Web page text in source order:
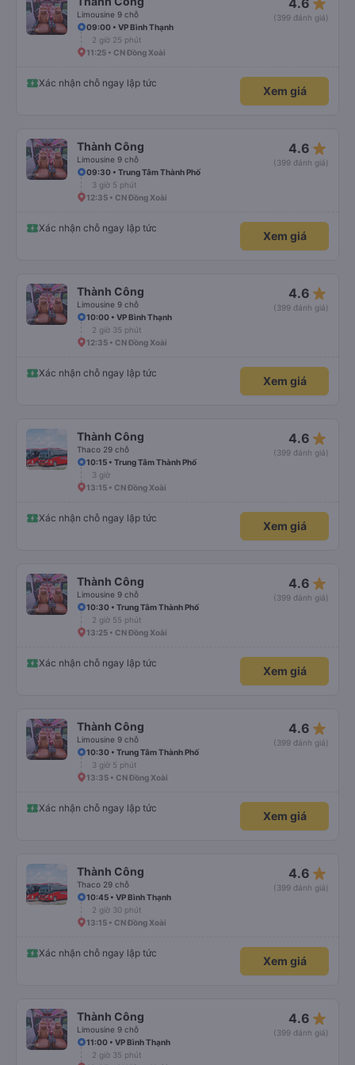
Limousine 9 chỗ
4.6
(399 đánh giá)
09:00 • VP Bình Thạnh
2 giờ 25 phút
11:25 • CN Đồng Xoài
Xác nhận chỗ ngay lập tức
Xem giá
Thành Công
Limousine 9 chỗ
4.6 star_rate
(399 đánh giá)
09:30 • Trung Tâm Thành Phố
3 giờ 5 phút
12:35 • CN Đồng Xoài
Xác nhận chỗ ngay lập tức
Xem giá
Thành Công
Limousine 9 chỗ
4.6 star_rate
(399 đánh giá)
10:00 • VP Bình Thạnh
2 giờ 35 phút
12:35 • CN Đồng Xoài
Xác nhận chỗ ngay lập tức
Xem giá
Thành Công
Thaco 29 chỗ
4.6 star_rate
(399 đánh giá)
10:15 • Trung Tâm Thành Phố
3 giờ
13:15 • CN Đồng Xoài
Xác nhận chỗ ngay lập tức
Xem giá
Thành Công
Limousine 9 chỗ
4.6 star_rate
(399 đánh giá)
10:30 • Trung Tâm Thành Phố
2 giờ 55 phút
13:25 • CN Đồng Xoài
Xác nhận chỗ ngay lập tức
Xem giá
Thành Công
Limousine 9 chỗ
4.6 star_rate
(399 đánh giá)
10:30 • Trung Tâm Thành Phố
3 giờ 5 phút
13:35 • CN Đồng Xoài
Xác nhận chỗ ngay lập tức
Xem giá
Thành Công
Thaco 29 chỗ
4.6 star_rate
(399 đánh giá)
10:45 • VP Bình Thạnh
2 giờ 30 phút
13:15 • CN Đồng Xoài
Xác nhận chỗ ngay lập tức
Xem giá
Thành Công
Limousine 9 chỗ
4.6 star_rate
(399 đánh giá)
11:00 • VP Bình Thạnh
2 giờ 35 phút